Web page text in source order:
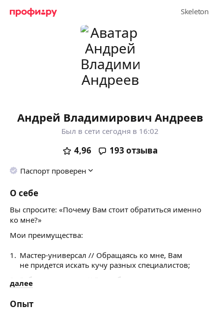
Андрей Владимирович Андреев
Был в сети сегодня в 16:02
4,96 193 отзыва
Паспорт проверен
О себе
Вы спросите: «Почему Вам стоит обратиться именно
ко мне?»
Мои преимущества:
Мастер-универсал // Обращаясь ко мне, Вам
не придется искать кучу разных специалистов;
Работа на совесть // Все работы я выполняю
качественно, а значит Вам не придется волноваться
далее
Опыт